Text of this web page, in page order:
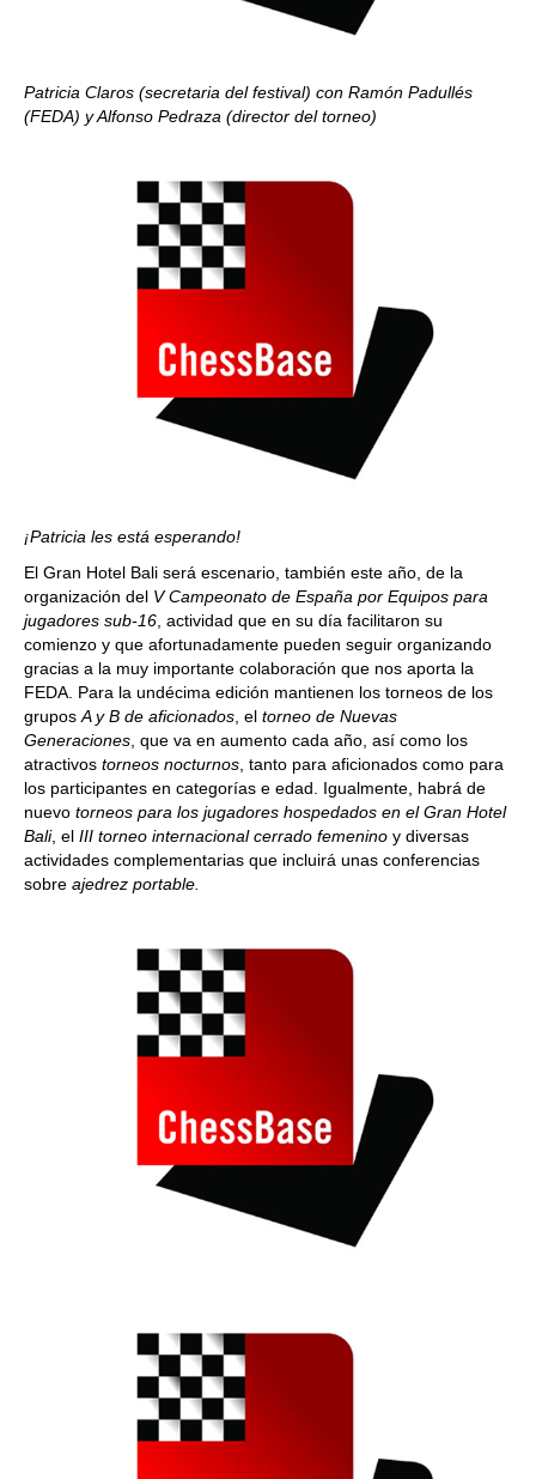
Patricia Claros (secretaria del festival) con Ramón Padullés
(FEDA) y Alfonso Pedraza (director del torneo)
¡Patricia les está esperando!
El Gran Hotel Bali será escenario, también este año, de la
organización del V Campeonato de España por Equipos para
jugadores sub-16 , actividad que en su día facilitaron su
comienzo y que afortunadamente pueden seguir organizando
gracias a la muy importante colaboración que nos aporta la
FEDA. Para la undécima edición mantienen los torneos de los
grupos A y B de aficionados , el torneo de Nuevas
Generaciones , que va en aumento cada año, así como los
atractivos torneos nocturnos , tanto para aficionados como para
los participantes en categorías e edad. Igualmente, habrá de
nuevo torneos para los jugadores hospedados en el Gran Hotel
Bali, el III torneo internacional cerrado femenino y diversas
actividades complementarias que incluirá unas conferencias
sobre ajedrez portable.